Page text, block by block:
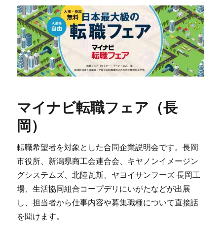
マイナビ転職フェア（長
岡）
転職希望者を対象とした合同企業説明会です。長岡
市役所、新潟県商工会連合会、キヤノンイメージン
グシステムズ、北陸瓦斯、ヤヨイサンフーズ 長岡工
場、生活協同組合コープデリにいがたなどが出展
し、担当者から仕事内容や募集職種について直接話
を聞けます。